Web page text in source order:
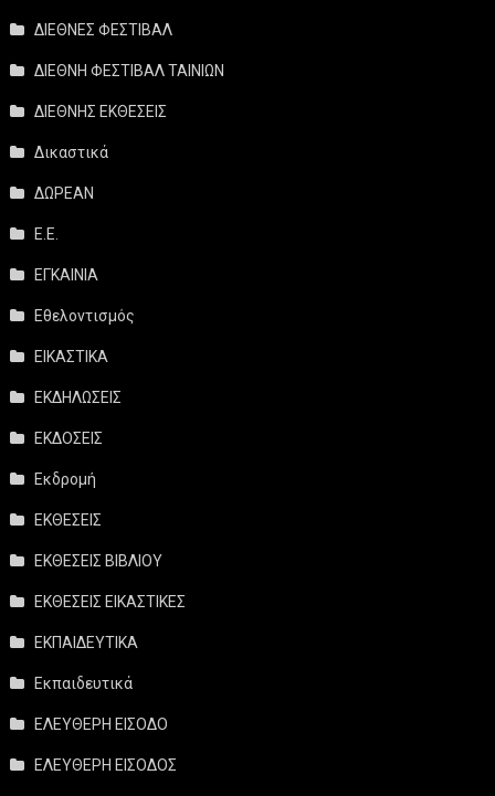
ΔΙΕΘΝΕΣ ΦΕΣΤΙΒΑΛ
ΔΙΕΘΝΗ ΦΕΣΤΙΒΑΛ ΤΑΙΝΙΩΝ
ΔΙΕΘΝΗΣ ΕΚΘΕΣΕΙΣ
Δικαστικά
ΔΩΡΕΑΝ
Ε.Ε.
ΕΓΚΑΙΝΙΑ
Εθελοντισμός
ΕΙΚΑΣΤΙΚΑ
ΕΚΔΗΛΩΣΕΙΣ
ΕΚΔΟΣΕΙΣ
Εκδρομή
ΕΚΘΕΣΕΙΣ
ΕΚΘΕΣΕΙΣ ΒΙΒΛΙΟΥ
ΕΚΘΕΣΕΙΣ ΕΙΚΑΣΤΙΚΕΣ
ΕΚΠΑΙΔΕΥΤΙΚΑ
Εκπαιδευτικά
ΕΛΕΥΘΕΡΗ ΕΙΣΟΔΟ
ΕΛΕΥΘΕΡΗ ΕΙΣΟΔΟΣ